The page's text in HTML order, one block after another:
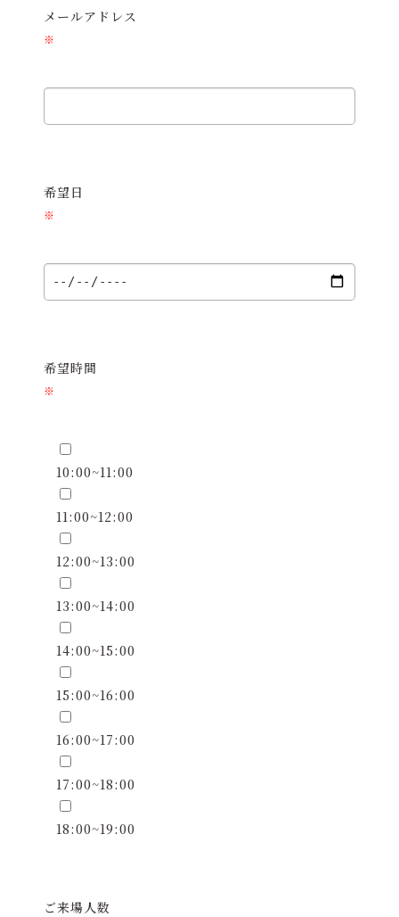
メールアドレス
※
希望日
※
希望時間
※
10:00~11:00
11:00~12:00
12:00~13:00
13:00~14:00
14:00~15:00
15:00~16:00
16:00~17:00
17:00~18:00
18:00~19:00
ご来場人数